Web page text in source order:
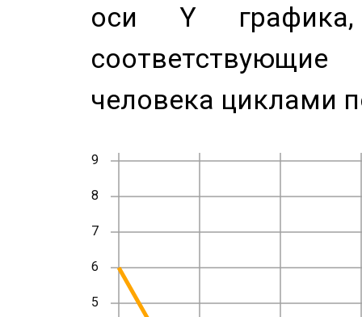
оси Y
человека циклами